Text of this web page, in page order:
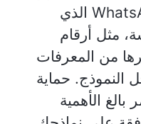
رسائل WhatsApp Business الذي
مثل أرقام
من المعرفات
النموذج. حماية
الأهمية